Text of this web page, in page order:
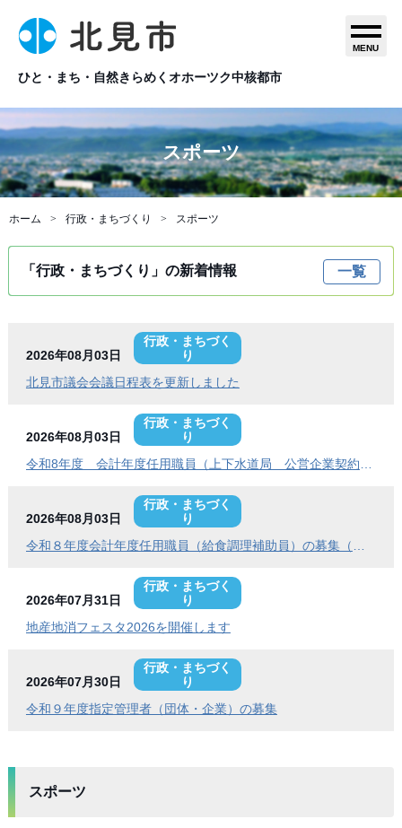
ひと・まち・自然きらめくオホーツク中核都市
MENU
スポーツ
ホーム 行政・まちづくり スポーツ
「行政・まちづくり」の新着情報 一覧
2026年08月03日
行政・まちづく
り
北見市議会会議日程表を更新しました
2026年08月03日
行政・まちづく
り
2026年08月03日
行政・まちづく
り
2026年07月31日
行政・まちづく
り
地産地消フェスタ2026を開催します
2026年07月30日
行政・まちづく
り
令和９年度指定管理者（団体・企業）の募集
スポーツ